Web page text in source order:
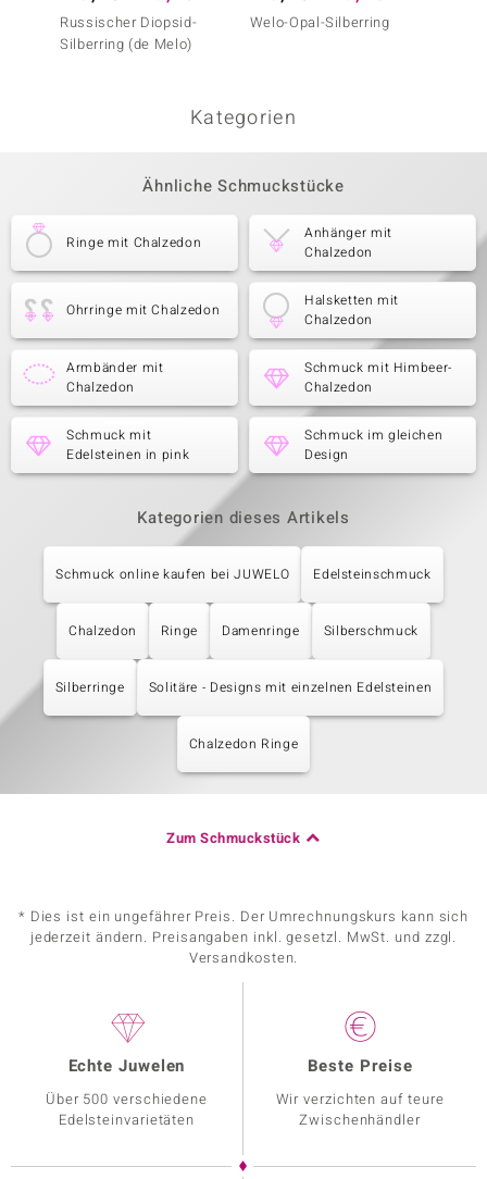
Russischer Diopsid-
Silberring (de Melo)
Welo-Opal-Silberring
Kategorien
Ähnliche Schmuckstücke
Ringe mit Chalzedon
Anhänger mit
Chalzedon
Ohrringe mit Chalzedon
Halsketten mit
Chalzedon
Armbänder mit
Chalzedon
Schmuck mit Himbeer-
Chalzedon
Schmuck mit
Edelsteinen in pink
Schmuck im gleichen
Design
Kategorien dieses Artikels
Schmuck online kaufen bei JUWELO Edelsteinschmuck
Chalzedon Ringe Damenringe Silberschmuck
Silberringe Solitäre - Designs mit einzelnen Edelsteinen
Chalzedon Ringe
Zum Schmuckstück
* Dies ist ein ungefährer Preis. Der Umrechnungskurs kann sich
jederzeit ändern. Preisangaben inkl. gesetzl. MwSt. und zzgl.
Versandkosten.
Echte Juwelen
Über 500 verschiedene
Edelsteinvarietäten
Beste Preise
Wir verzichten auf teure
Zwischenhändler